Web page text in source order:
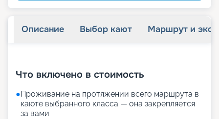
Описание Выбор кают Маршрут и
Что включено в стоимость
●Проживание на протяжении всего маршрута в
каюте выбранного класса — она закрепляется
за вами